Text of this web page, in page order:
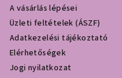
A vásárlás lépései
Üzleti feltételek (ÁSZF)
Adatkezelési tájékoztató
Elérhetőségek
Jogi nyilatkozat